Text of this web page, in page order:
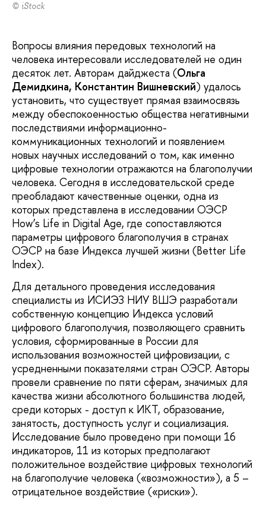
© iStock
Вопросы влияния передовых технологий на
человека интересовали исследователей не один
десяток лет. Авторам дайджеста (Ольга
Демидкина, Константин Вишневский) удалось
установить, что существует прямая взаимосвязь
между обеспокоенностью общества негативными
последствиями информационно-
коммуникационных технологий и появлением
новых научных исследований о том, как именно
цифровые технологии отражаются на благополучии
человека. Сегодня в исследовательской среде
преобладают качественные оценки, одна из
которых представлена в исследовании ОЭСР
How’s Life in Digital Age, где сопоставляются
параметры цифрового благополучия в странах
ОЭСР на базе Индекса лучшей жизни (Better Life
Index).
Для детального проведения исследования
специалисты из ИСИЭЗ НИУ ВШЭ разработали
собственную концепцию Индекса условий
цифрового благополучия, позволяющего сравнить
условия, сформированные в России для
использования возможностей цифровизации, с
усредненными показателями стран ОЭСР. Авторы
провели сравнение по пяти сферам, значимых для
качества жизни абсолютного большинства людей,
среди которых - доступ к ИКТ, образование,
занятость, доступность услуг и социализация.
Исследование было проведено при помощи 16
индикаторов, 11 из которых предполагают
положительное воздействие цифровых технологий
на благополучие человека («возможности»), а 5 –
отрицательное воздействие («риски»).